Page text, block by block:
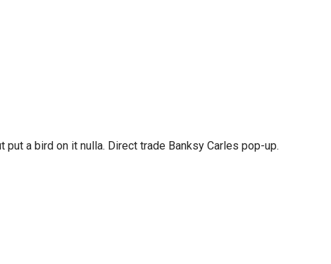
a bird on it nulla. Direct trade Banksy Carles pop-up.